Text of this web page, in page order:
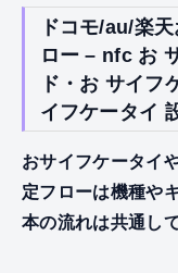
ドコモ/au/楽
ロー – nfc お
ド・お サイフ
イフケータイ
おサイフケータイ
定フローは機種や
本の流れは共通し